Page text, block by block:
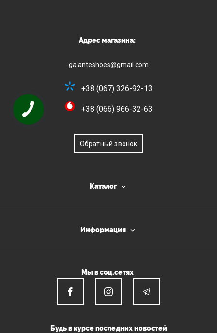
Адрес магазина:
galanteshoes@gmail.com
+38 (067) 326-92-13
+38 (066) 966-32-63
Обратный звонок
Каталог
Информация
Мы в соц.сетях
Будь в курсе последних новостей